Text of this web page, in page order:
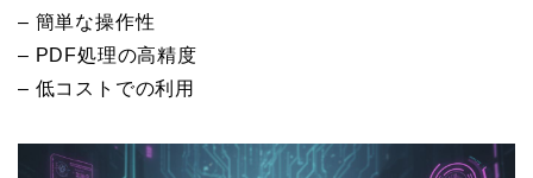
– 簡単な操作性
– PDF処理の高精度
– 低コストでの利用